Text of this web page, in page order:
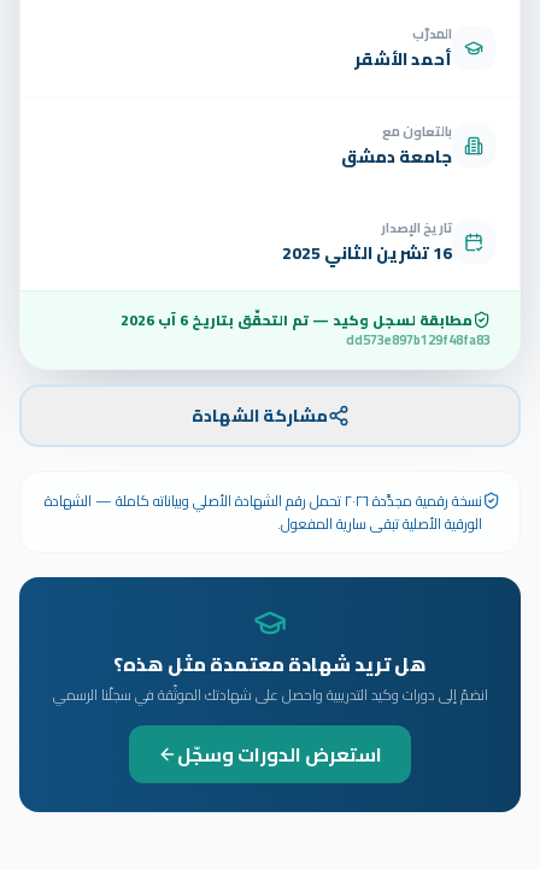
المدرّب
أحمد الأشقر
بالتعاون مع
جامعة دمشق
تاريخ الإصدار
16 تشرين الثاني 2025
مطابقة لسجل وكيد — تم التحقّق بتاريخ6 آب 2026
dd573e897b129f48fa83
مشاركة الشهادة
نسخة رقمية مجدَّدة ٢٠٢٦ تحمل رقم الشهادة الأصلي وبياناته كاملة — الشهادة
الورقية الأصلية تبقى سارية المفعول.
هل تريد شهادة معتمدة مثل هذه؟
انضمّ إلى دورات وكيد التدريبية واحصل على شهادتك الموثّقة في سجلّنا الرسمي
استعرض الدورات وسجّل